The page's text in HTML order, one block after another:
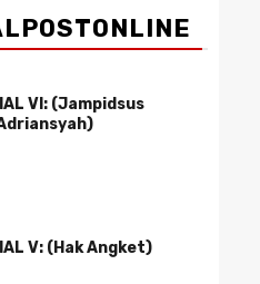
VI: (Jampidsus
V: (Hak Angket)